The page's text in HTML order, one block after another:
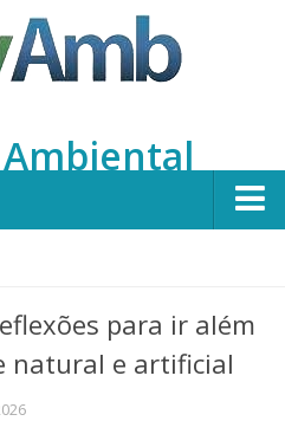
para ir além
natural e artificial